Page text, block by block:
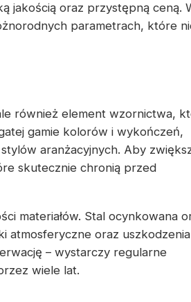
jakością oraz przystępną ceną.
parametrach, które
również element wzornictwa,
gamie kolorów i wykończeń,
aranżacyjnych. Aby
skutecznie chronią przed
materiałów. Stal ocynkowana
atmosferyczne oraz uszkodzenia
– wystarczy regularne
wiele lat.